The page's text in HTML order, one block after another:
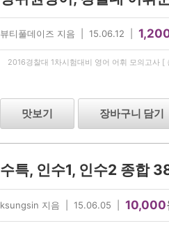
뷰티풀데이즈 지음 | 15.06.12 |
2016경찰대 1차시험대비 영어 어휘 모의고사 [
맛보기 장바구니 담기
ksungsin 지음 | 15.06.05 | 10,000